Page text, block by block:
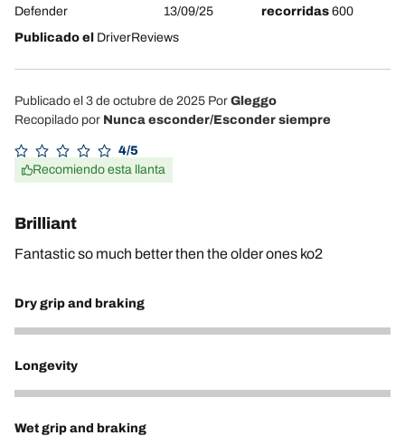
Defender
13/09/25
recorridas 600
Publicado el DriverReviews
Publicado el 3 de octubre de 2025 Por Gleggo
Recopilado por Nunca esconder/Esconder siempre
4/5
Recomiendo esta llanta
Brilliant
Fantastic so much better then the older ones ko2
Dry grip and braking
4
Longevity
4
Wet grip and braking